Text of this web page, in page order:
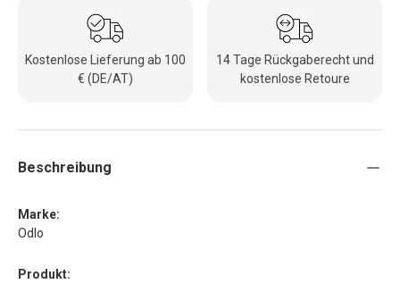
Kostenlose Lieferung ab 100
€ (DE/AT)
14 Tage Rückgaberecht und
kostenlose Retoure
Beschreibung
Marke:
Odlo
Produkt: